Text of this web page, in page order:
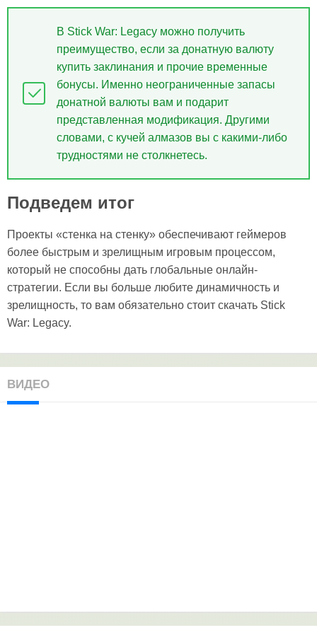
В Stick War: Legacy можно получить
преимущество, если за донатную валюту
купить заклинания и прочие временные
бонусы. Именно неограниченные запасы
донатной валюты вам и подарит
представленная модификация. Другими
словами, с кучей алмазов вы с какими-либо
трудностями не столкнетесь.
Подведем итог
Проекты «стенка на стенку» обеспечивают геймеров
более быстрым и зрелищным игровым процессом,
который не способны дать глобальные онлайн-
стратегии. Если вы больше любите динамичность и
зрелищность, то вам обязательно стоит скачать Stick
War: Legacy.
ВИДЕО